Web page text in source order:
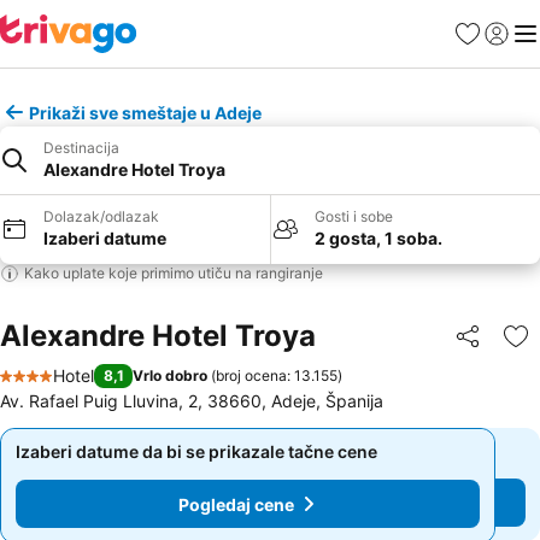
FavoritiPrijavi
Prikaži sve smeštaje u Adeje
Destinacija
Alexandre Hotel Troya
Dolazak/odlazak
Izaberi datume
Gosti i sobe
2 gosta, 1 soba.
Kako uplate koje primimo utiču na rangiranje
Alexandre Hotel Troya Deli
4 Zvezdice
Hotel 8,1 Vrlo dobro (broj ocena: 13.155)
Av. Rafael Puig Lluvina, 2, 38660, Adeje, Španija
Izaberi datume da bi se prikazale tačne cene
Pogledaj cene
Izaberi datume da bi se prikazale tačne cene
Pogledaj cene